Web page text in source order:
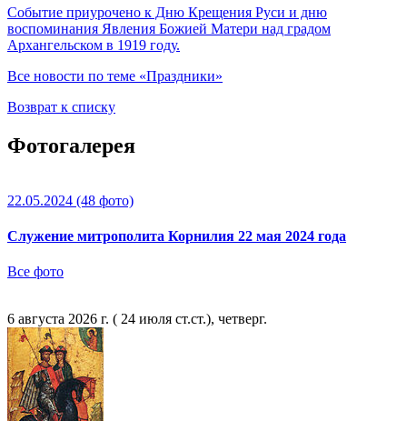
Событие приурочено к Дню Крещения Руси и дню
воспоминания Явления Божией Матери над градом
Архангельском в 1919 году.
Все новости по теме «Праздники»
Возврат к списку
Фотогалерея
22.05.2024 (48 фото)
Служение митрополита Корнилия 22 мая 2024 года
Все фото
6 августа 2026 г. ( 24 июля ст.ст.), четверг.